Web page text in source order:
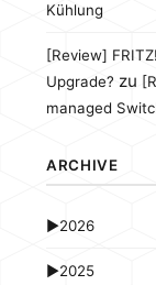
Kühlung
[Review]
Upgrade? zu
managed
ARCHIVE
►2026
►2025